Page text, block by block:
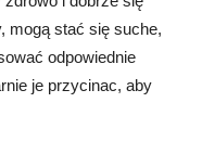
mogą stać się suche,
odpowiednie
je przycinac, aby